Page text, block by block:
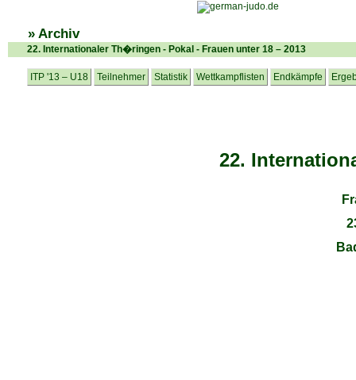
» Archiv
22. Internationaler Th�ringen - Pokal - Frauen unter 18 – 2013
ITP '13 – U18 Teilnehmer Statistik Wettkampflisten Endkämpfe
22.